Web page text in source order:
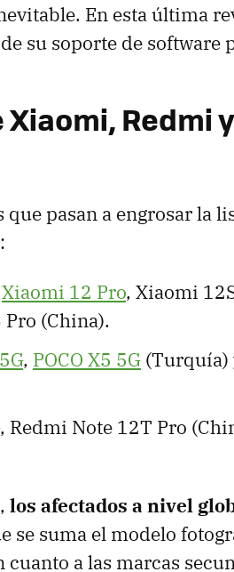
En esta última
su soporte de software
Redmi
pasan a engrosar la
:
Xiaomi 12 Pro, Xiaomi
(China).
, POCO X5 5G (Turquía)
, Redmi Note 12T Pro
los afectados a nivel
se suma el modelo
cuanto a las marcas